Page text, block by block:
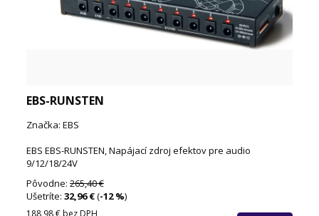
EBS-RUNSTEN
Značka: EBS
EBS EBS-RUNSTEN, Napájací zdroj efektov pre audio
9/12/18/24V
Pôvodne: 265,40 €
Ušetríte: 32,96 €(-12 %)
188,98 € bez DPH